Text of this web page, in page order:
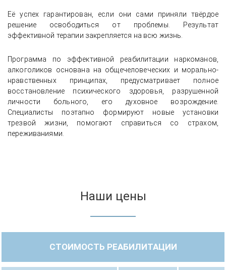
Её успех гарантирован, если они сами приняли твёрдое
решение освободиться от проблемы. Результат
эффективной терапии закрепляется на всю жизнь.
Программа по эффективной реабилитации наркоманов,
алкоголиков основана на общечеловеческих и морально-
нравственных принципах, предусматривает полное
восстановление психического здоровья, разрушенной
личности больного, его духовное возрождение.
Специалисты поэтапно формируют новые установки
трезвой жизни, помогают справиться со страхом,
переживаниями.
Наши цены
СТОИМОСТЬ РЕАБИЛИТАЦИИ